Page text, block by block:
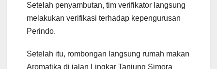
Setelah penyambutan, tim verifikator langsung
melakukan verifikasi terhadap kepengurusan
Perindo.
Setelah itu, rombongan langsung rumah makan
Aromatika di jalan Lingkar Tanjung Simora